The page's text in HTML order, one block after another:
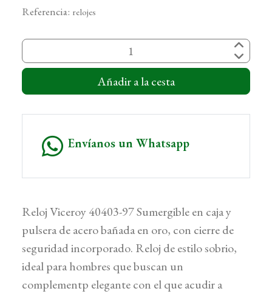
Referencia: relojes
Añadir a la cesta
Envíanos un Whatsapp
Reloj Viceroy 40403-97 Sumergible en caja y
pulsera de acero bañada en oro, con cierre de
seguridad incorporado. Reloj de estilo sobrio,
ideal para hombres que buscan un
complementp elegante con el que acudir a